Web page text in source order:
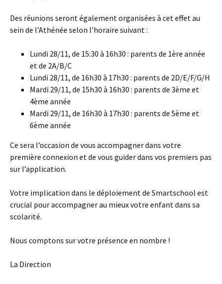
Des réunions seront également organisées à cet effet au
sein de l’Athénée selon l’horaire suivant :
Lundi 28/11, de 15:30 à 16h30 : parents de 1ère année
et de 2A/B/C
Lundi 28/11, de 16h30 à 17h30 : parents de 2D/E/F/G/H
Mardi 29/11, de 15h30 à 16h30 : parents de 3ème et
4ème année
Mardi 29/11, de 16h30 à 17h30 : parents de 5ème et
6ème année
Ce sera l’occasion de vous accompagner dans votre
première connexion et de vous guider dans vos premiers pas
sur l’application.
Votre implication dans le déploiement de Smartschool est
crucial pour accompagner au mieux votre enfant dans sa
scolarité.
Nous comptons sur votre présence en nombre !
La Direction